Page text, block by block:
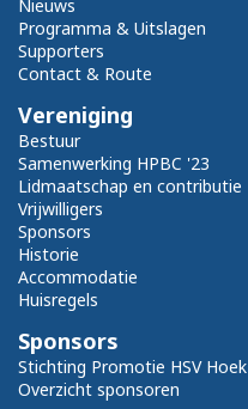
Nieuws
Programma & Uitslagen
Supporters
Contact & Route
Vereniging
Bestuur
Samenwerking HPBC '23
Lidmaatschap en contributie
Vrijwilligers
Sponsors
Historie
Accommodatie
Huisregels
Sponsors
Stichting Promotie HSV Hoek
Overzicht sponsoren